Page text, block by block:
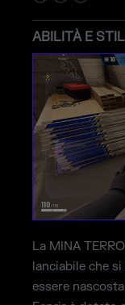
ABILITÀ E
La MINA
lanciabile che
essere